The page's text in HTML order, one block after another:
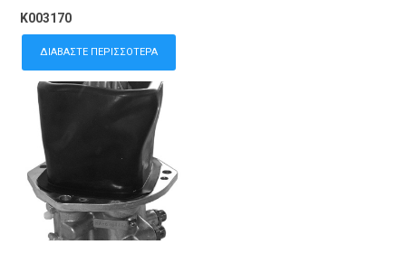
K003170
ΔΙΑΒΆΣΤΕ ΠΕΡΙΣΣΌΤΕΡΑ